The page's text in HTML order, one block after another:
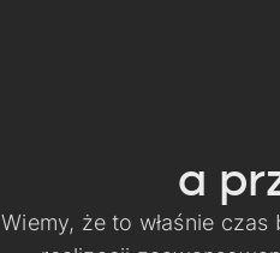
a
Wiemy, że to właśnie